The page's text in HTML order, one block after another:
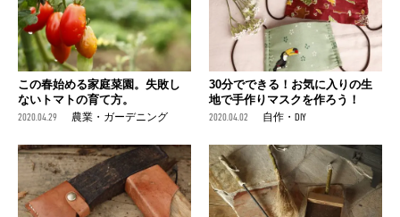
この春始める家庭菜園。失敗し
ないトマトの育て方。
2020.04.29 農業・ガーデニング
30分でできる！お気に入りの生
地で手作りマスクを作ろう！
2020.04.02 自作・DIY